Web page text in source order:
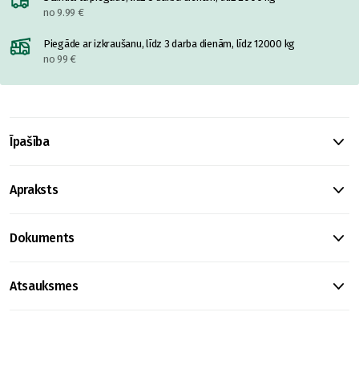
no 9.99 €
Piegāde ar izkraušanu, līdz 3 darba dienām, līdz 12000 kg
no 99 €
Īpašība
Apraksts
Dokuments
Atsauksmes